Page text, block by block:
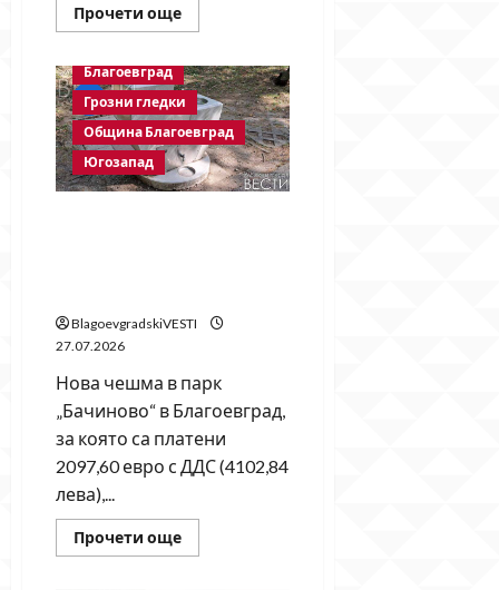
Прочети ощеRead
more
от
читатели:
Кога
ще
бъде
довършена
пешеходната
пътека
Благоевград
Грозни гледки
Община Благоевград
Югозапад
BlagoevgradskiVESTI
27.07.2026
Нова чешма в парк
„Бачиново“ в Благоевград,
за която са платени
2097,60 евро с ДДС (4102,84
лева),...
Прочети ощеRead
more